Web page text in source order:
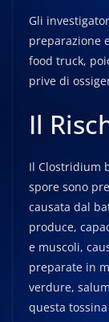
Gli
preparazione
food truck,
prive di
Il
Il Clostridium
spore sono
causata dal
produce,
e muscoli,
preparate in
verdure,
questa